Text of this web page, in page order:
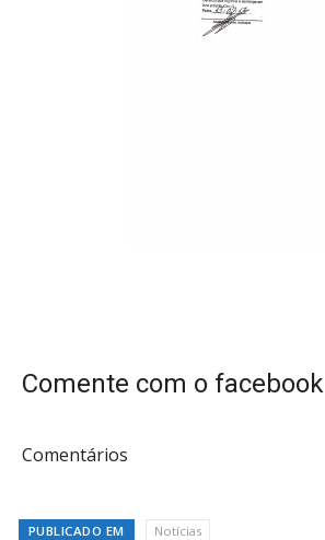
Comente com o facebook
Comentários
PUBLICADO EM Notícias